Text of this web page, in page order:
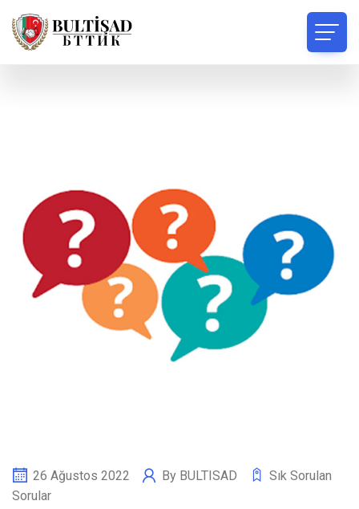
26 Ağustos 2022 By BULTISAD
Sık Sorulan
Sorular